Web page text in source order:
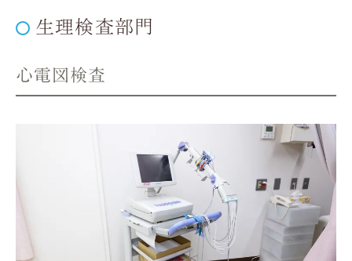
生理検査部門
心電図検査